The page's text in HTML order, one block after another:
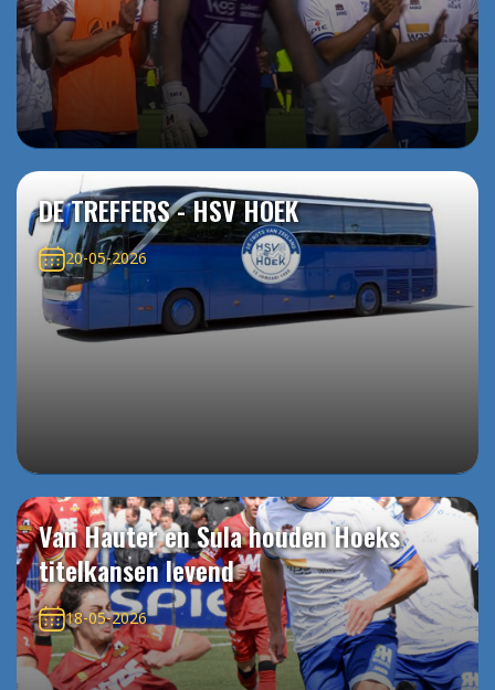
DE TREFFERS - HSV HOEK
20-05-2026
Van Hauter en Sula houden Hoeks
titelkansen levend
18-05-2026